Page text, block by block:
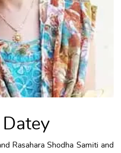
Datey
Rasahara Shodha Samiti and